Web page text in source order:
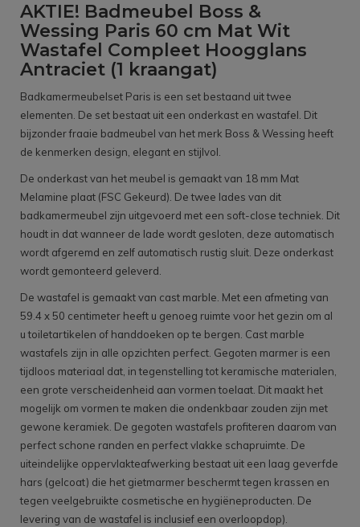
AKTIE! Badmeubel Boss &
Wessing Paris 60 cm Mat Wit
Wastafel Compleet Hoogglans
Antraciet (1 kraangat)
Badkamermeubelset Paris is een set bestaand uit twee
elementen. De set bestaat uit een onderkast en wastafel. Dit
bijzonder fraaie badmeubel van het merk Boss & Wessing heeft
de kenmerken design, elegant en stijlvol.
De onderkast van het meubel is gemaakt van 18 mm Mat
Melamine plaat (FSC Gekeurd). De twee lades van dit
badkamermeubel zijn uitgevoerd met een soft-close techniek. Dit
houdt in dat wanneer de lade wordt gesloten, deze automatisch
wordt afgeremd en zelf automatisch rustig sluit. Deze onderkast
wordt gemonteerd geleverd.
De wastafel is gemaakt van cast marble. Met een afmeting van
59.4 x 50 centimeter heeft u genoeg ruimte voor het gezin om al
u toiletartikelen of handdoeken op te bergen. Cast marble
wastafels zijn in alle opzichten perfect. Gegoten marmer is een
tijdloos materiaal dat, in tegenstelling tot keramische materialen,
een grote verscheidenheid aan vormen toelaat. Dit maakt het
mogelijk om vormen te maken die ondenkbaar zouden zijn met
gewone keramiek. De gegoten wastafels profiteren daarom van
perfect schone randen en perfect vlakke schapruimte. De
uiteindelijke oppervlakteafwerking bestaat uit een laag geverfde
hars (gelcoat) die het gietmarmer beschermt tegen krassen en
tegen veelgebruikte cosmetische en hygiëneproducten. De
levering van de wastafel is inclusief een overloopdop).